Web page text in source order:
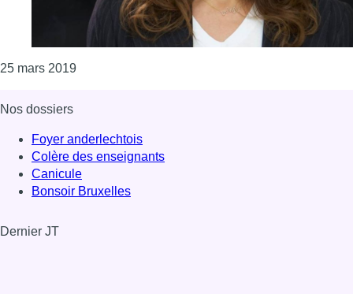
25 mars 2019Consulter l'article "Béa Ercolini est l’invitée de
Nos dossiers
Foyer anderlechtois
Colère des enseignants
Canicule
Bonsoir Bruxelles
Dernier JT